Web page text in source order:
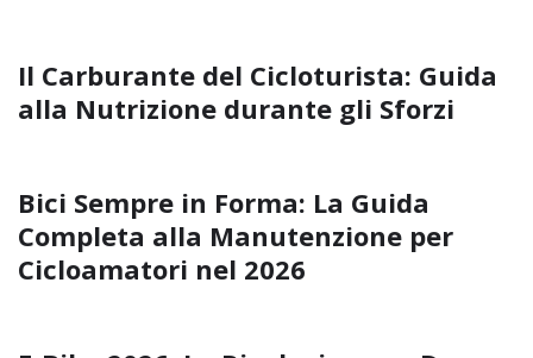
Il Carburante del Cicloturista: Guida
alla Nutrizione durante gli Sforzi
Bici Sempre in Forma: La Guida
Completa alla Manutenzione per
Cicloamatori nel 2026